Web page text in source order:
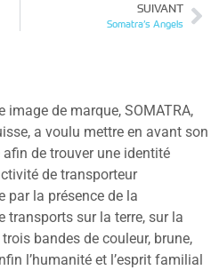
SUIVANT
Somatra’s Angels
image de marque, SOMATRA,
a voulu mettre en avant son
de trouver une identité
de transporteur
par la présence de la
transports sur la terre, sur la
bandes de couleur, brune,
l’humanité et l’esprit familial